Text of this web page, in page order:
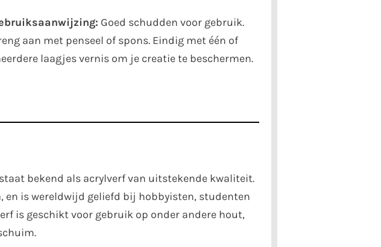
Goed schudden voor gebruik.
aan met penseel of spons. Eindig met één of
laagjes vernis om je creatie te beschermen.
bekend als acrylverf van uitstekende kwaliteit.
en is wereldwijd geliefd bij hobbyisten, studenten
is geschikt voor gebruik op onder andere hout,